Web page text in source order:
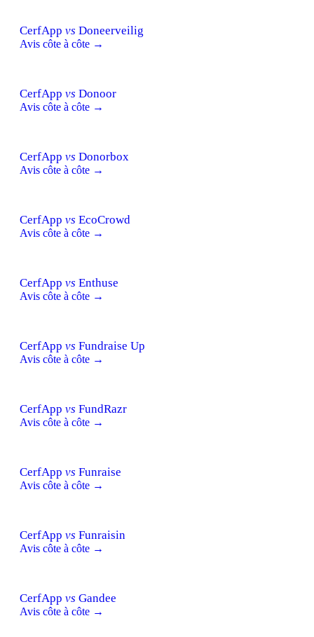
CerfApp vs Doneerveilig
Avis côte à côte →
CerfApp vs Donoor
Avis côte à côte →
CerfApp vs Donorbox
Avis côte à côte →
CerfApp vs EcoCrowd
Avis côte à côte →
CerfApp vs Enthuse
Avis côte à côte →
CerfApp vs Fundraise Up
Avis côte à côte →
CerfApp vs FundRazr
Avis côte à côte →
CerfApp vs Funraise
Avis côte à côte →
CerfApp vs Funraisin
Avis côte à côte →
CerfApp vs Gandee
Avis côte à côte →